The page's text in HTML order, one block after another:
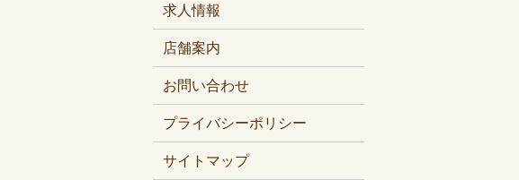
求人情報
店舗案内
お問い合わせ
プライバシーポリシー
サイトマップ